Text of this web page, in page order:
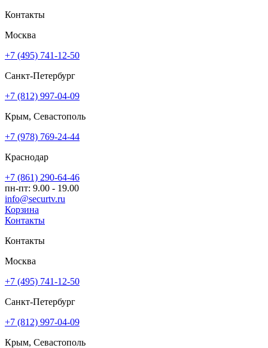
Контакты
Москва
+7 (495) 741-12-50
Санкт-Петербург
+7 (812) 997-04-09
Крым, Севастополь
+7 (978) 769-24-44
Краснодар
+7 (861) 290-64-46
пн-пт: 9.00 - 19.00
info@securtv.ru
Корзина
Контакты
Контакты
Москва
+7 (495) 741-12-50
Санкт-Петербург
+7 (812) 997-04-09
Крым, Севастополь